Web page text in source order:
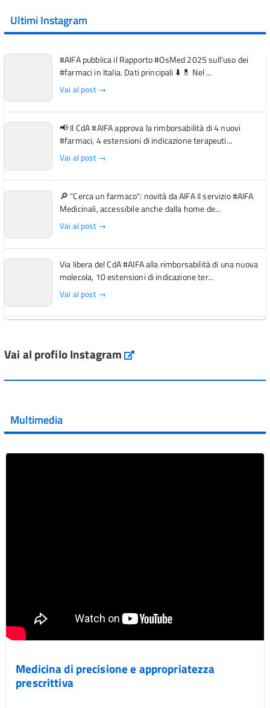
Ultimi Instagram
#AIFA pubblica il Rapporto #OsMed 2025 sull’uso dei
#farmaci in Italia. Dati principali ⬇️ 💊 Nel ...
Vai al post →
📢 Il CdA #AIFA approva la rimborsabilità di 4 nuovi
#farmaci, 4 estensioni di indicazione terapeuti...
Vai al post →
🔎 "Cerca un farmaco": novità da AIFA Il servizio #AIFA
Medicinali, accessibile anche dalla home de...
Vai al post →
Via libera del CdA #AIFA alla rimborsabilità di una nuova
molecola, 10 estensioni di indicazione ter...
Vai al post →
Vai al post →
Vai al post →
Vai al profilo Instagram Instagram
Multimedia
Medicina di precisione e appropriatezza
prescrittiva